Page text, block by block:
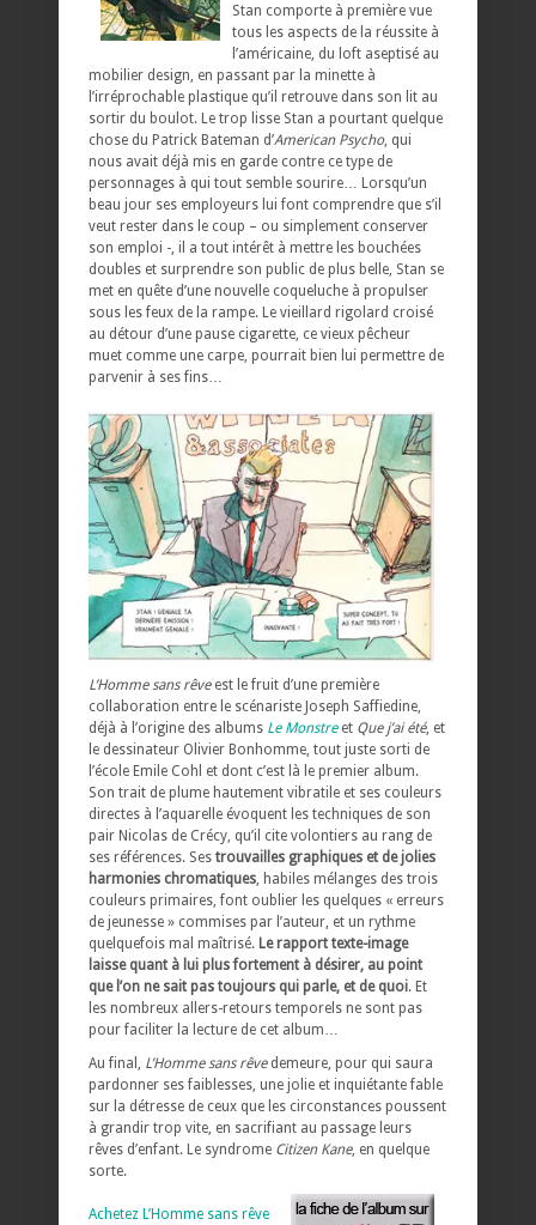
Stan comporte à première vue
tous les aspects de la réussite à
l’américaine, du loft aseptisé au
mobilier design, en passant par la minette à
l’irréprochable plastique qu’il retrouve dans son lit au
sortir du boulot. Le trop lisse Stan a pourtant quelque
chose du Patrick Bateman d’American Psycho, qui
nous avait déjà mis en garde contre ce type de
personnages à qui tout semble sourire… Lorsqu’un
beau jour ses employeurs lui font comprendre que s’il
veut rester dans le coup – ou simplement conserver
son emploi -, il a tout intérêt à mettre les bouchées
doubles et surprendre son public de plus belle, Stan se
met en quête d’une nouvelle coqueluche à propulser
sous les feux de la rampe. Le vieillard rigolard croisé
au détour d’une pause cigarette, ce vieux pêcheur
muet comme une carpe, pourrait bien lui permettre de
parvenir à ses fins…
L’Homme sans rêveest le fruit d’une première
collaboration entre le scénariste Joseph Saffiedine,
déjà à l’origine des albums Le Monstreet Que j’ai été, et
le dessinateur Olivier Bonhomme, tout juste sorti de
l’école Emile Cohl et dont c’est là le premier album.
Son trait de plume hautement vibratile et ses couleurs
directes à l’aquarelle évoquent les techniques de son
pair Nicolas de Crécy, qu’il cite volontiers au rang de
ses références. Ses trouvailles graphiques et de jolies
harmonies chromatiques, habiles mélanges des trois
couleurs primaires, font oublier les quelques « erreurs
de jeunesse » commises par l’auteur, et un rythme
quelquefois mal maîtrisé. Le rapport texte-image
laisse quant à lui plus fortement à désirer, au point
que l’on ne sait pas toujours qui parle, et de quoi. Et
les nombreux allers-retours temporels ne sont pas
pour faciliter la lecture de cet album…
Au final, L’Homme sans rêvedemeure, pour qui saura
pardonner ses faiblesses, une jolie et inquiétante fable
sur la détresse de ceux que les circonstances poussent
à grandir trop vite, en sacrifiant au passage leurs
rêves d’enfant. Le syndrome Citizen Kane, en quelque
sorte.
Achetez L’Homme sans rêve